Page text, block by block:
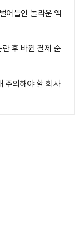
어들인 놀라운 액
후 바뀐 결제 순
주의해야 할 회사